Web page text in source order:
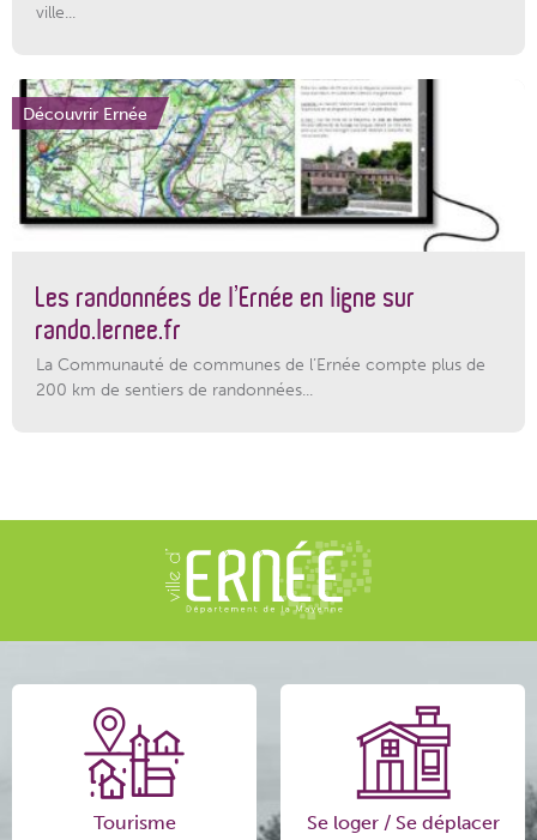
ville...
Découvrir Ernée
Les randonnées de l’Ernée en ligne sur
rando.lernee.fr
La Communauté de communes de l’Ernée compte plus de
200 km de sentiers de randonnées...
Tourisme Se loger / Se déplacer